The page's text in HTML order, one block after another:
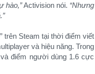
hào,”Activision nói. “Nhưng
trên Steam tại thời điểm viết
và hiệu năng. Trong
điểm người dùng 1.6 cực